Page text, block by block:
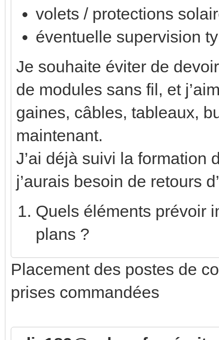
volets / protections
éventuelle supervision
Je souhaite éviter de
de modules sans fil, et
gaines, câbles, tableaux,
maintenant.
J’ai déjà suivi la formation
j’aurais besoin de retours
Quels éléments prévoir
plans ?
Placement des postes de
prises commandées